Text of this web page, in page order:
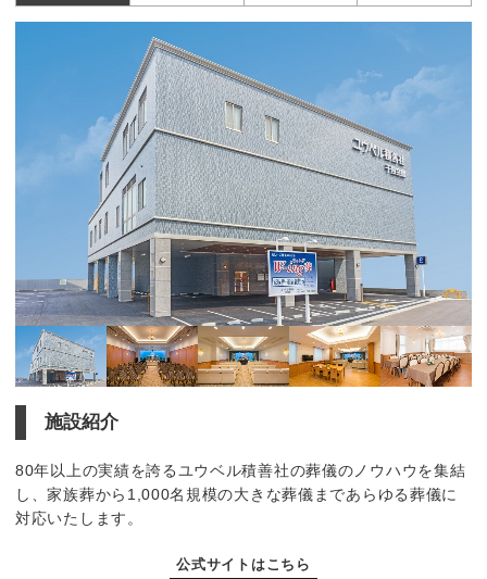
施設紹介
80年以上の実績を誇るユウベル積善社の葬儀のノウハウを集結
し、家族葬から1,000名規模の大きな葬儀まであらゆる葬儀に
対応いたします。
公式サイトはこちら